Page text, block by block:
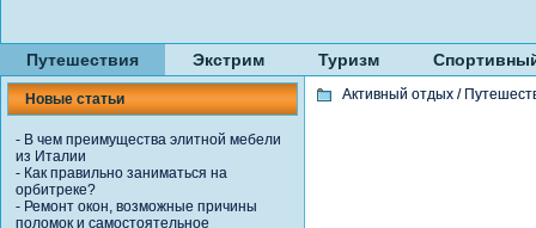
Путешествия Экстрим Туризм
Новые статьи
- В чем преимущества элитной мебели
из Италии
- Как правильно заниматься на
орбитреке?
- Ремонт окон, возможные причины
поломок и самостоятельное
Активный отдых /